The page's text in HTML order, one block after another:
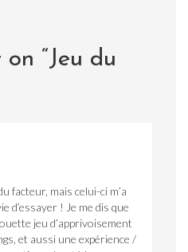
“Jeu du
facteur, mais celui-ci m’a
d’essayer ! Je me dis que
jeu d’apprivoisement
et aussi une expérience /